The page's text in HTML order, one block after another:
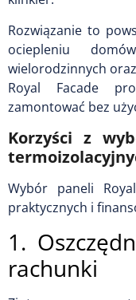
Rozwiązanie to
ociepleniu
wielorodzinnych
Royal Facade
zamontować bez
Korzyści z
Wybór paneli
praktycznych i
1.
rachunki